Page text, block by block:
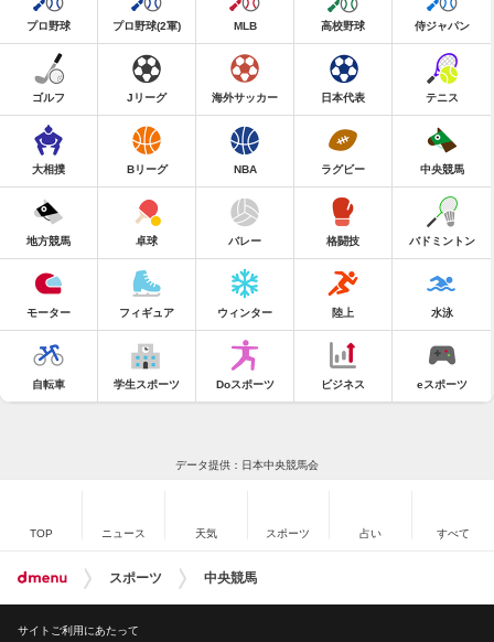
プロ野球 プロ野球(2軍) MLB 高校野球 侍ジャパン
ゴルフ Jリーグ 海外サッカー 日本代表 テニス
大相撲 Bリーグ NBA ラグビー 中央競馬
地方競馬 卓球 バレー 格闘技 バドミントン
モーター フィギュア ウィンター 陸上 水泳
自転車 学生スポーツ Doスポーツ ビジネス eスポーツ
データ提供：日本中央競馬会
TOP ニュース 天気 スポーツ 占い すべて
スポーツ 中央競馬
サイトご利用にあたって